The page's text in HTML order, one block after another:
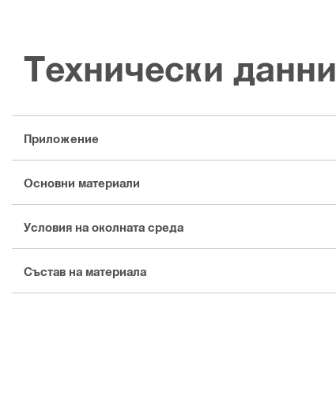
Технически данни
Приложение
Основни материали
Условия на околната среда
Състав на материала